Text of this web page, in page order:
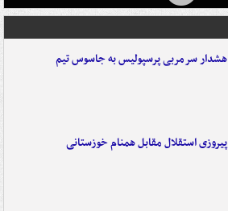
هشدار سرمربی پرسپولیس به جاسوس تیم
پیروزی استقلال مقابل همنام خوزستانی